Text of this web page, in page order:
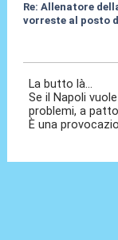
Re: Allenatore
vorreste al posto
La butto là...
Se il Napoli
problemi, a
È una